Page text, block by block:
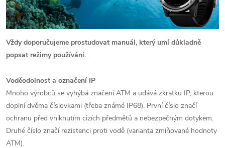
Vždy doporučujeme prostudovat manuál, který umí důkladně
popsat režimy používání.
Voděodolnost a označení IP
Mnoho výrobců se vyhýbá značení ATM a udává zkratku IP, kterou
doplní dvěma číslovkami (třeba známé IP68). První číslo značí
ochranu před vniknutím cizích předmětů a nebezpečným dotykem.
Druhé číslo značí rezistenci proti vodě (varianta zmiňované hodnoty
ATM).